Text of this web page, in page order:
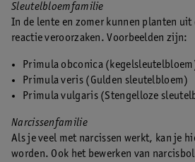
Sleutelbloemfamilie
In de lente en zomer kunnen planten uit
reactie veroorzaken. Voorbeelden zijn:
Primula obconica
Primula veris (Gulden sleutelbloem)
Primula vulgaris (Stengelloze
Narcissenfamilie
Als je veel met narcissen werkt, kan je
worden. Ook het bewerken van